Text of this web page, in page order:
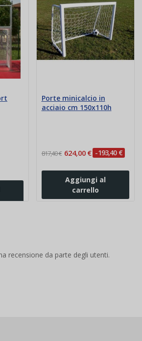
Porte minicalcio in
acciaio cm 150x110h
817,40 € 624,00 € -193,40 €
Aggiungi al
carrello
recensione da parte degli utenti.